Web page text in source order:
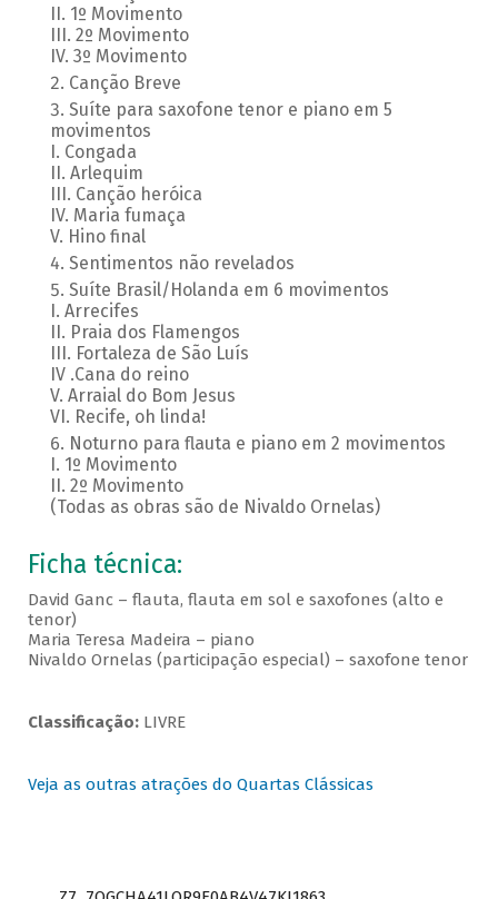
II. 1º Movimento
III. 2º Movimento
IV. 3º Movimento
Canção Breve
Suíte para saxofone tenor e piano em 5
movimentos
I. Congada
II. Arlequim
III. Canção heróica
IV. Maria fumaça
V. Hino final
Sentimentos não revelados
Suíte Brasil/Holanda em 6 movimentos
I. Arrecifes
II. Praia dos Flamengos
III. Fortaleza de São Luís
IV .Cana do reino
V. Arraial do Bom Jesus
VI. Recife, oh linda!
Noturno para flauta e piano em 2 movimentos
I. 1º Movimento
II. 2º Movimento
(Todas as obras são de Nivaldo Ornelas)
Ficha técnica:
David Ganc – flauta, flauta em sol e saxofones (alto e
tenor)
Maria Teresa Madeira – piano
Nivaldo Ornelas (participação especial) – saxofone tenor
Classificação:LIVRE
Veja as outras atrações do Quartas Clássicas